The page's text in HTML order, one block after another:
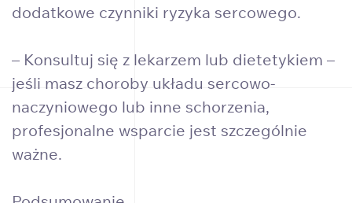
dodatkowe czynniki ryzyka sercowego.
– Konsultuj się z lekarzem lub dietetykiem –
jeśli masz choroby układu sercowo-
naczyniowego lub inne schorzenia,
profesjonalne wsparcie jest szczególnie
ważne.